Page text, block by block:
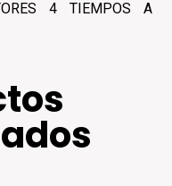
4 TIEMPOS A